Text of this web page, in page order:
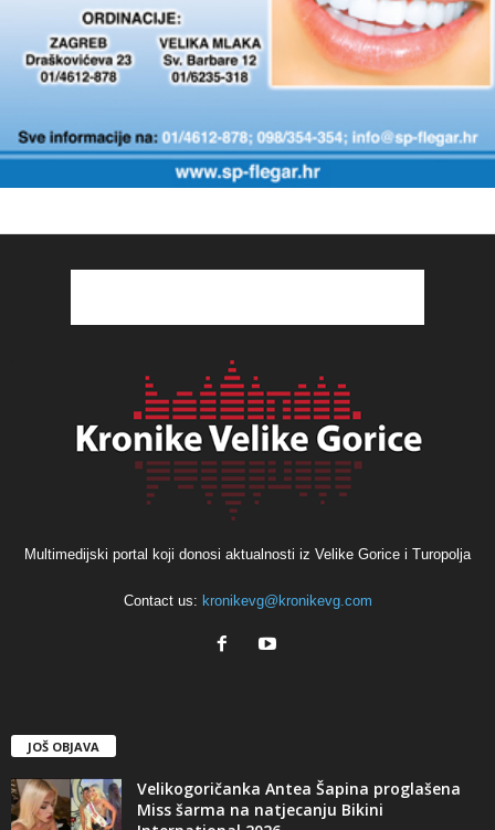
Multimedijski portal koji donosi aktualnosti iz Velike Gorice i Turopolja
Contact us: kronikevg@kronikevg.com
JOŠ OBJAVA
Velikogoričanka Antea Šapina proglašena
Miss šarma na natjecanju Bikini